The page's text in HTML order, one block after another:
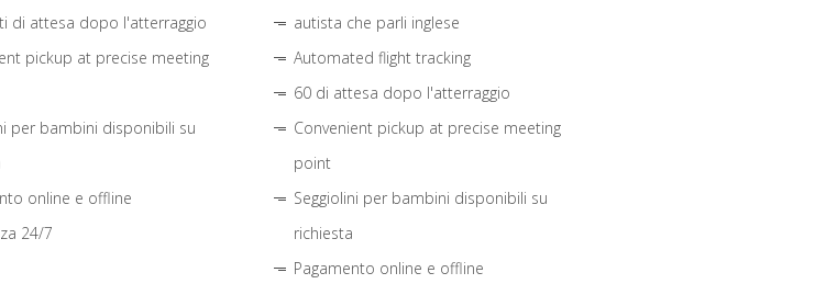
di attesa dopo l'atterraggio
pickup at precise meeting
per bambini disponibili su
online e offline
24/7
autista che parli inglese
Automated flight tracking
60 di attesa dopo l'atterraggio
Convenient pickup at precise meeting
point
Seggiolini per bambini disponibili su
richiesta
Pagamento online e offline